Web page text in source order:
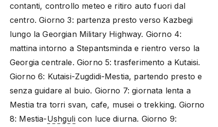
contanti, controllo meteo e ritiro auto fuori dal
centro. Giorno 3: partenza presto verso Kazbegi
lungo la Georgian Military Highway. Giorno 4:
mattina intorno a Stepantsminda e rientro verso la
Georgia centrale. Giorno 5: trasferimento a Kutaisi.
Giorno 6: Kutaisi-Zugdidi-Mestia, partendo presto e
senza guidare al buio. Giorno 7: giornata lenta a
Mestia tra torri svan, cafe, musei o trekking. Giorno
8: Mestia-Ushgulicon luce diurna. Giorno 9: